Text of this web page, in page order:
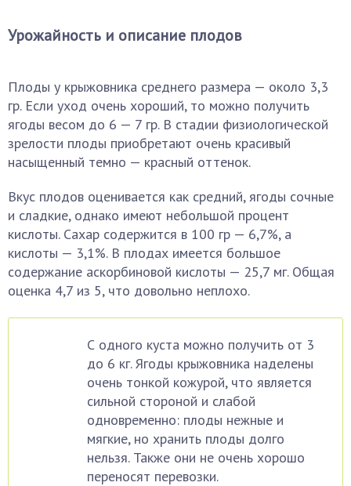
Урожайность и описание плодов
Плоды у крыжовника среднего размера — около 3,3
гр. Если уход очень хороший, то можно получить
ягоды весом до 6 — 7 гр. В стадии физиологической
зрелости плоды приобретают очень красивый
насыщенный темно — красный оттенок.
Вкус плодов оценивается как средний, ягоды сочные
и сладкие, однако имеют небольшой процент
кислоты. Сахар содержится в 100 гр — 6,7%, а
кислоты — 3,1%. В плодах имеется большое
содержание аскорбиновой кислоты — 25,7 мг. Общая
оценка 4,7 из 5, что довольно неплохо.
С одного куста можно получить от 3
до 6 кг. Ягоды крыжовника наделены
очень тонкой кожурой, что является
сильной стороной и слабой
одновременно: плоды нежные и
мягкие, но хранить плоды долго
нельзя. Также они не очень хорошо
переносят перевозки.